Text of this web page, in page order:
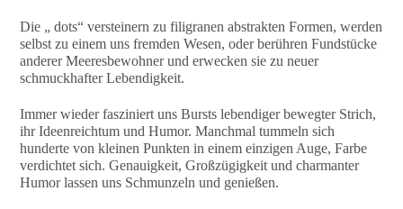
Die „ dots“ versteinern zu filigranen abstrakten Formen, werden
selbst zu einem uns fremden Wesen, oder berühren Fundstücke
anderer Meeresbewohner und erwecken sie zu neuer
schmuckhafter Lebendigkeit.
Immer wieder fasziniert uns Bursts lebendiger bewegter Strich,
ihr Ideenreichtum und Humor. Manchmal tummeln sich
hunderte von kleinen Punkten in einem einzigen Auge, Farbe
verdichtet sich. Genauigkeit, Großzügigkeit und charmanter
Humor lassen uns Schmunzeln und genießen.